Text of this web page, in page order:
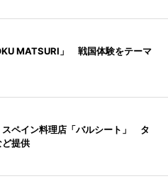
MATSURI」 戦国体験をテーマ
スペイン料理店「バルシート」 タ
ど提供